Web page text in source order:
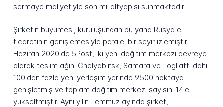
sermaye maliyetiyle son mil altyapısı sunmaktadır.
Şirketin büyümesi, kuruluşundan bu yana Rusya e-
ticaretinin genişlemesiyle paralel bir seyir izlemiştir.
Haziran 2020'de 5Post, iki yeni dağıtım merkezi devreye
alarak teslim ağını Chelyabinsk, Samara ve Togliatti dahil
100'den fazla yeni yerleşim yerinde 9.500 noktaya
genişletmiş ve toplam dağıtım merkezi sayısını 14'e
yükseltmiştir. Aynı yılın Temmuz ayında şirket,